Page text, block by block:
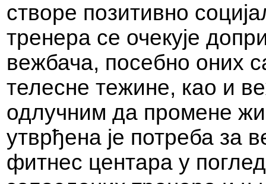
створе позитивно
тренера се очекује
вежбача, посебно оних
телесне тежине, као и
одлучним да промене
утврђена је потреба за
фитнес центара у